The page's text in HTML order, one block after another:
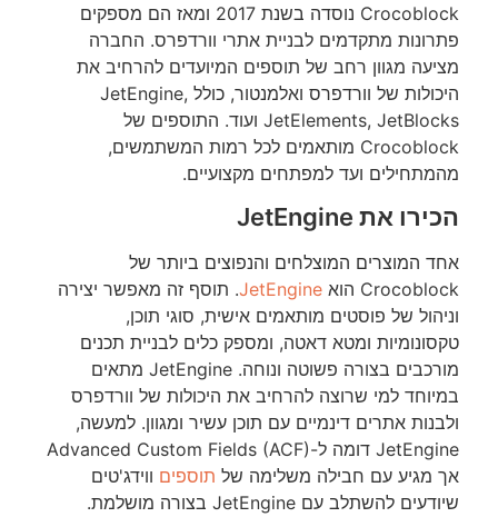
Crocoblock נוסדה בשנת 2017 ומאז הם מספקים
פתרונות מתקדמים לבניית אתרי וורדפרס. החברה
מציעה מגוון רחב של תוספים המיועדים להרחיב את
היכולות של וורדפרס ואלמנטור, כולל JetEngine,
JetElements, JetBlocks ועוד. התוספים של
Crocoblock מותאמים לכל רמות המשתמשים,
מהמתחילים ועד למפתחים מקצועיים.
הכירו את JetEngine
אחד המוצרים המוצלחים והנפוצים ביותר של
Crocoblock הוא
JetEngine. תוסף זה מאפשר יצירה
וניהול של פוסטים מותאמים אישית, סוגי תוכן,
טקסונומיות ומטא דאטה, ומספק כלים לבניית תכנים
מורכבים בצורה פשוטה ונוחה. JetEngine מתאים
במיוחד למי שרוצה להרחיב את היכולות של וורדפרס
ולבנות אתרים דינמיים עם תוכן עשיר ומגוון. למעשה,
JetEngine דומה ל-Advanced Custom Fields (ACF)
אך מגיע עם חבילה משלימה של תוספים ווידג'טים
שיודעים להשתלב עם JetEngine בצורה מושלמת.